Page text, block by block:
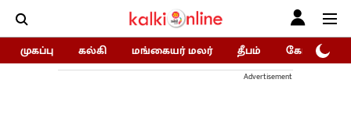
முகப்பு கல்கி மங்கையர் மலர் தீபம் கோகுலம்/
Advertisement